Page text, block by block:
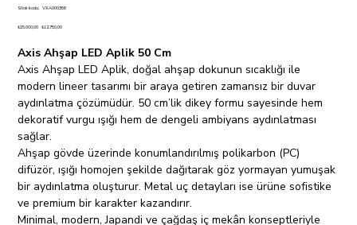
Stok kodu: Stok
VXA000358
VXA000358
Orijinal
₺15.000,00 İndirimli
₺12.750,00
Axis Ahşap LED Aplik 50 Cm
Axis Ahşap LED Aplik, doğal ahşap dokunun sıcaklığı ile
modern lineer tasarımı bir araya getiren zamansız bir duvar
aydınlatma çözümüdür. 50 cm’lik dikey formu sayesinde hem
dekoratif vurgu ışığı hem de dengeli ambiyans aydınlatması
sağlar.
Ahşap gövde üzerinde konumlandırılmış polikarbon (PC)
difüzör, ışığı homojen şekilde dağıtarak göz yormayan yumuşak
bir aydınlatma oluşturur. Metal uç detayları ise ürüne sofistike
ve premium bir karakter kazandırır.
Minimal, modern, Japandi ve çağdaş iç mekân konseptleriyle